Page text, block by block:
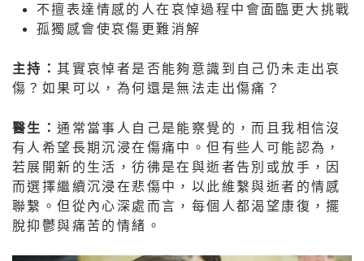
不擅表達情感的人在哀悼過程中會面臨更大挑戰
孤獨感會使哀傷更難消解
主持：其實哀悼者是否能夠意識到自己仍未走出哀
傷？如果可以，為何還是無法走出傷痛？
醫生：通常當事人自己是能察覺的，而且我相信沒
有人希望長期沉浸在傷痛中。但有些人可能認為，
若展開新的生活，彷彿是在與逝者告別或放手，因
而選擇繼續沉浸在悲傷中，以此維繫與逝者的情感
聯繫。但從內心深處而言，每個人都渴望康復，擺
脫抑鬱與痛苦的情緒。